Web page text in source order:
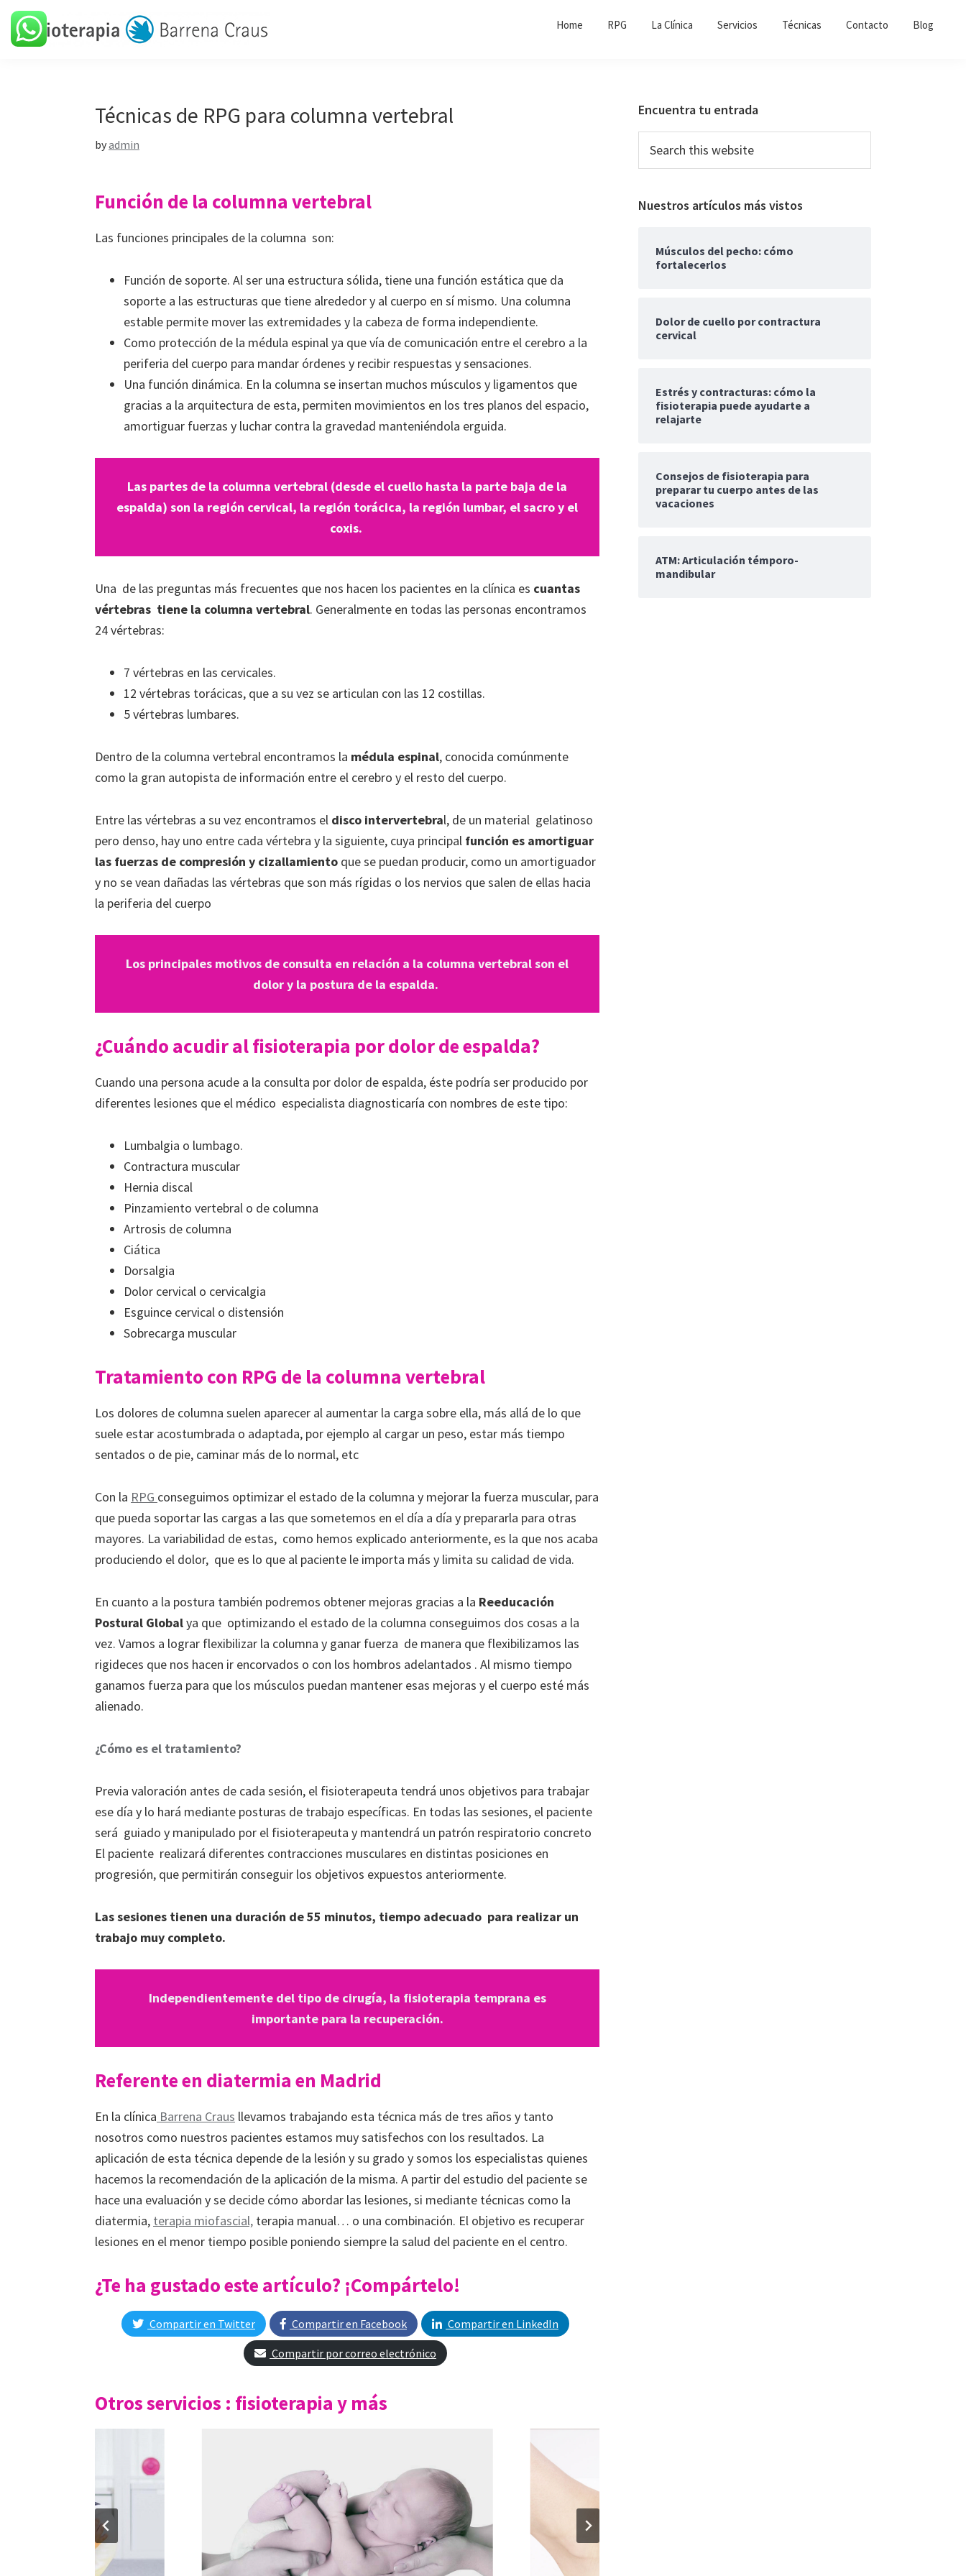
Skip
to
primary
Skip
to
main
Skip
to
primary
Skip
to
footer
Home RPG La Clínica Servicios Técnicas Contacto Blog
Técnicas de RPG para columna vertebral
byadmin
Función de la columna vertebral
Las funciones principales de la columna son:
Función de soporte. Al ser una estructura sólida, tiene una función estática que da
soporte a las estructuras que tiene alrededor y al cuerpo en sí mismo. Una columna
estable permite mover las extremidades y la cabeza de forma independiente.
Como protección de la médula espinal ya que vía de comunicación entre el cerebro a la
periferia del cuerpo para mandar órdenes y recibir respuestas y sensaciones.
Una función dinámica. En la columna se insertan muchos músculos y ligamentos que
gracias a la arquitectura de esta, permiten movimientos en los tres planos del espacio,
amortiguar fuerzas y luchar contra la gravedad manteniéndola erguida.
Las partes de la columna vertebral (desde el cuello hasta la parte baja de la
espalda) son la región cervical, la región torácica, la región lumbar, el sacro y el
coxis.
Una de las preguntas más frecuentes que nos hacen los pacientes en la clínica es cuantas
vértebras tiene la columna vertebral. Generalmente en todas las personas encontramos
24 vértebras:
7 vértebras en las cervicales.
12 vértebras torácicas, que a su vez se articulan con las 12 costillas.
5 vértebras lumbares.
Dentro de la columna vertebral encontramos la médula espinal, conocida comúnmente
como la gran autopista de información entre el cerebro y el resto del cuerpo.
Entre las vértebras a su vez encontramos el disco intervertebral, de un material gelatinoso
pero denso, hay uno entre cada vértebra y la siguiente, cuya principal función es amortiguar
las fuerzas de compresión y cizallamiento que se puedan producir, como un amortiguador
y no se vean dañadas las vértebras que son más rígidas o los nervios que salen de ellas hacia
la periferia del cuerpo
Los principales motivos de consulta en relación a la columna vertebral son el
dolor y la postura de la espalda.
¿Cuándo acudir al fisioterapia por dolor de espalda?
Cuando una persona acude a la consulta por dolor de espalda, éste podría ser producido por
diferentes lesiones que el médico especialista diagnosticaría con nombres de este tipo:
Lumbalgia o lumbago.
Contractura muscular
Hernia discal
Pinzamiento vertebral o de columna
Artrosis de columna
Ciática
Dorsalgia
Dolor cervical o cervicalgia
Esguince cervical o distensión
Sobrecarga muscular
Tratamiento con RPG de la columna vertebral
Los dolores de columna suelen aparecer al aumentar la carga sobre ella, más allá de lo que
suele estar acostumbrada o adaptada, por ejemplo al cargar un peso, estar más tiempo
sentados o de pie, caminar más de lo normal, etc
Con la RPG conseguimos optimizar el estado de la columna y mejorar la fuerza muscular, para
que pueda soportar las cargas a las que sometemos en el día a día y prepararla para otras
mayores. La variabilidad de estas, como hemos explicado anteriormente, es la que nos acaba
produciendo el dolor, que es lo que al paciente le importa más y limita su calidad de vida.
En cuanto a la postura también podremos obtener mejoras gracias a la Reeducación
Postural Globalya que optimizando el estado de la columna conseguimos dos cosas a la
vez. Vamos a lograr flexibilizar la columna y ganar fuerza de manera que flexibilizamos las
rigideces que nos hacen ir encorvados o con los hombros adelantados . Al mismo tiempo
ganamos fuerza para que los músculos puedan mantener esas mejoras y el cuerpo esté más
alienado.
¿Cómo es el tratamiento?
Previa valoración antes de cada sesión, el fisioterapeuta tendrá unos objetivos para trabajar
ese día y lo hará mediante posturas de trabajo específicas. En todas las sesiones, el paciente
será guiado y manipulado por el fisioterapeuta y mantendrá un patrón respiratorio concreto
El paciente realizará diferentes contracciones musculares en distintas posiciones en
progresión, que permitirán conseguir los objetivos expuestos anteriormente.
Las sesiones tienen una duración de 55 minutos, tiempo adecuado para realizar un
trabajo muy completo.
Independientemente del tipo de cirugía, la fisioterapia temprana es
importante para la recuperación.
Referente en diatermia en Madrid
En la clínica Barrena Craus llevamos trabajando esta técnica más de tres años y tanto
nosotros como nuestros pacientes estamos muy satisfechos con los resultados. La
aplicación de esta técnica depende de la lesión y su grado y somos los especialistas quienes
hacemos la recomendación de la aplicación de la misma. A partir del estudio del paciente se
hace una evaluación y se decide cómo abordar las lesiones, si mediante técnicas como la
diatermia, terapia miofascial, terapia manual… o una combinación. El objetivo es recuperar
lesiones en el menor tiempo posible poniendo siempre la salud del paciente en el centro.
¿Te ha gustado este artículo? ¡Compártelo!
Compartir en Twitter Compartir en Facebook Compartir en LinkedIn
Compartir por correo electrónico
Otros servicios : fisioterapia y más
Primary
Sidebar
Encuentra tu entrada
this
Nuestros artículos más vistos
Músculos del pecho: cómo
fortalecerlos
Dolor de cuello por contractura
cervical
Estrés y contracturas: cómo la
fisioterapia puede ayudarte a
relajarte
Consejos de fisioterapia para
preparar tu cuerpo antes de las
vacaciones
ATM: Articulación témporo-
mandibular